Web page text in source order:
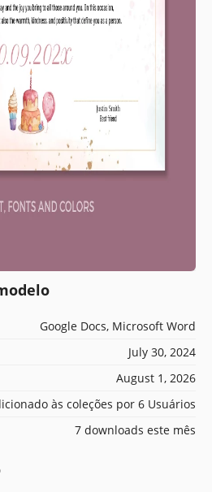
Google Docs, Microsoft Word
July 30, 2024
August 1, 2026
às coleções por 6 Usuários
7 downloads este mês